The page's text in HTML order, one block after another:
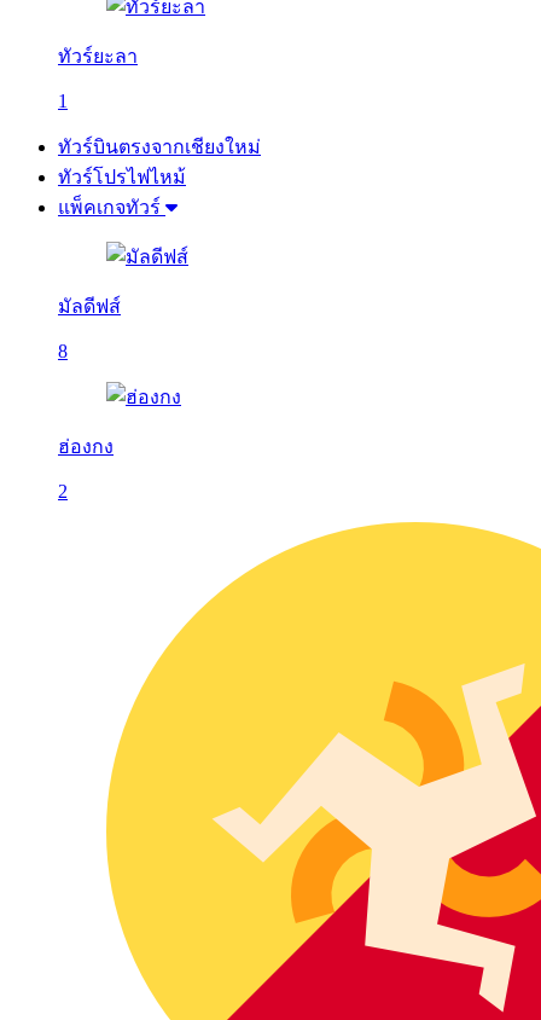
ทัวร์ยะลา
1
ทัวร์บินตรงจากเชียงใหม่
ทัวร์โปรไฟไหม้
แพ็คเกจทัวร์
มัลดีฟส์
8
ฮ่องกง
2